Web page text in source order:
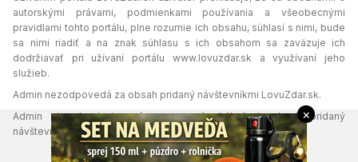
autorskými právami, podmienkami používania a všeobecnými
pravidlami tohto portálu, plne rozumie ich obsahu, súhlasí s nimi, bude
sa nimi riadiť a na znak súhlasu s ich obsahom sa zaväzuje ich
dodržiavať pri užívaní portálu www.lovuzdar.sk a využívaní jeho
služieb.
Admin nezodpovedá za obsah pridaný návštevníkmi LovuZdar.sk.
Admin si vyhradzuje právo vymazať akýkoľvek obsah pridaný
návštevníkmi portálu, ak tak uzná za vhodné.
×